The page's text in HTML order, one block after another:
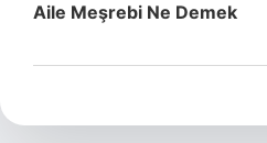
Aile Meşrebi Ne Demek